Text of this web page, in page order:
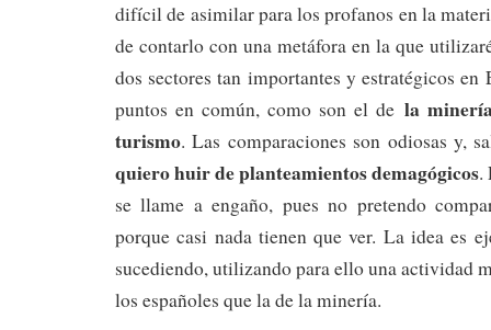
difícil de asimilar para los profanos en la
de contarlo con una metáfora en la que
dos sectores tan importantes y estratégicos en
puntos en común, como son el de la
turismo. Las comparaciones son odiosas y,
quiero huir de planteamientos demagógicos.
se llame a engaño, pues no pretendo
porque casi nada tienen que ver. La idea es
sucediendo, utilizando para ello una actividad
los españoles que la de la minería.